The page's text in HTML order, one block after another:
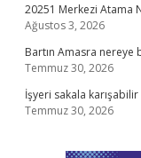
20251 Merkezi Atama
Ağustos 3, 2026
Bartın Amasra nereye
Temmuz 30, 2026
İşyeri sakala karışabilir
Temmuz 30, 2026